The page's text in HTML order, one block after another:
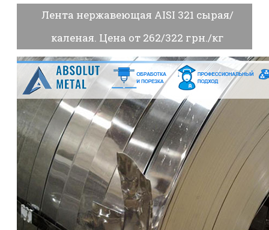
Лента нержавеющая AISI 321 сырая/
каленая. Цена от 262/322 грн./кг